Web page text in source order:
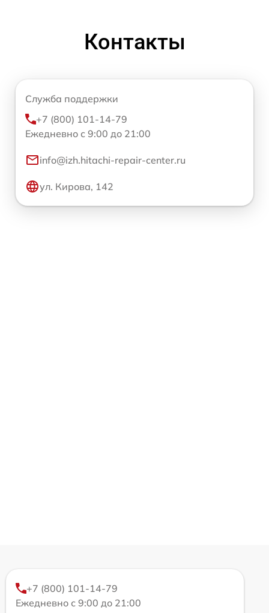
Контакты
Служба поддержки
+7 (800) 101-14-79
Ежедневно с 9:00 до 21:00
info@izh.hitachi-repair-center.ru
ул. Кирова, 142
+7 (800) 101-14-79
Ежедневно с 9:00 до 21:00